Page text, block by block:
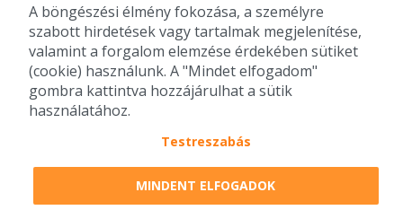
A böngészési élmény fokozása, a személyre
szabott hirdetések vagy tartalmak megjelenítése,
valamint a forgalom elemzése érdekében sütiket
(cookie) használunk. A "Mindet elfogadom"
gombra kattintva hozzájárulhat a sütik
használatához.
Testreszabás
MINDENT ELFOGADOK